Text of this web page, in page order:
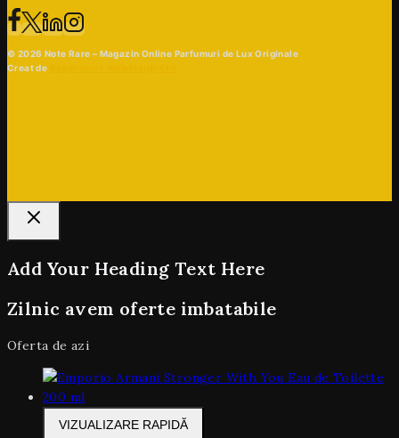
© 2026 Note Rare – Magazin Online Parfumuri de Lux Originale
Creat de
Add Your Heading Text Here
Zilnic avem oferte imbatabile
Oferta de azi
VIZUALIZARE RAPIDĂ